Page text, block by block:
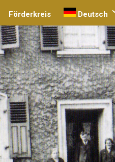
Förderkreis Deutsch